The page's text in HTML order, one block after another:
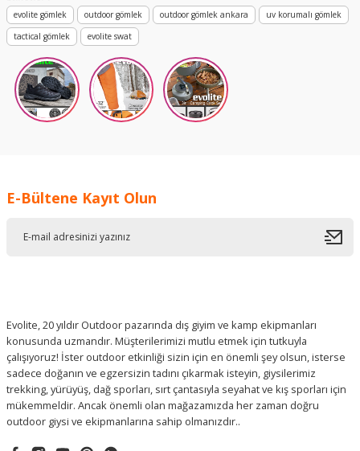
evolite gömlek
outdoor gömlek outdoor gömlek ankara
uv korumalı gömlek
tactical gömlek
evolite swat
E-Bültene Kayıt Olun
Evolite, 20 yıldır Outdoor pazarında dış giyim ve kamp ekipmanları
konusunda uzmandır. Müşterilerimizi mutlu etmek için tutkuyla
çalışıyoruz! İster outdoor etkinliği sizin için en önemli şey olsun, isterse
sadece doğanın ve egzersizin tadını çıkarmak isteyin, giysilerimiz
trekking, yürüyüş, dağ sporları, sırt çantasıyla seyahat ve kış sporları için
mükemmeldir. Ancak önemli olan mağazamızda her zaman doğru
outdoor giysi ve ekipmanlarına sahip olmanızdır..